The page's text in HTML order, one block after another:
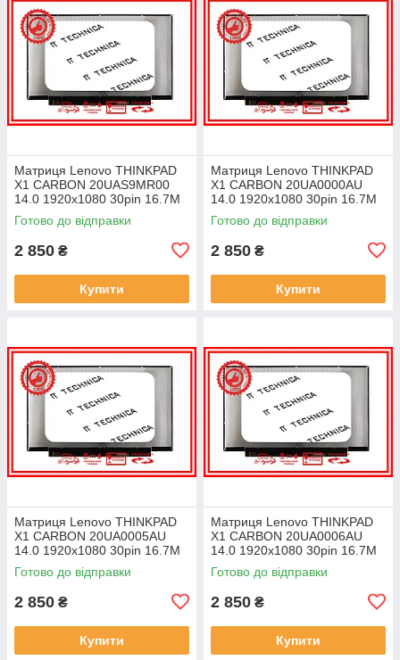
Матриця Lenovo THINKPAD
X1 CARBON 20UAS9MR00
14.0 1920x1080 30pin 16.7M
45% NTSC 300 cd/m² для
ноутбука
Готово до відправки
2 850 ₴
Купити
Матриця Lenovo THINKPAD
X1 CARBON 20UA0000AU
14.0 1920x1080 30pin 16.7M
45% NTSC 300 cd/m² для
ноутбука
Готово до відправки
2 850 ₴
Купити
Матриця Lenovo THINKPAD
X1 CARBON 20UA0005AU
14.0 1920x1080 30pin 16.7M
45% NTSC 300 cd/m² для
ноутбука
Готово до відправки
2 850 ₴
Купити
Матриця Lenovo THINKPAD
X1 CARBON 20UA0006AU
14.0 1920x1080 30pin 16.7M
45% NTSC 300 cd/m² для
ноутбука
Готово до відправки
2 850 ₴
Купити